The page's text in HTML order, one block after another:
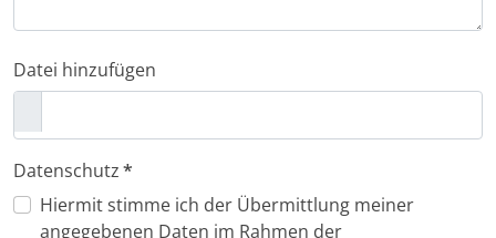
Datei hinzufügen
Datenschutz*
Hiermit stimme ich der Übermittlung meiner
angegebenen Daten im Rahmen der